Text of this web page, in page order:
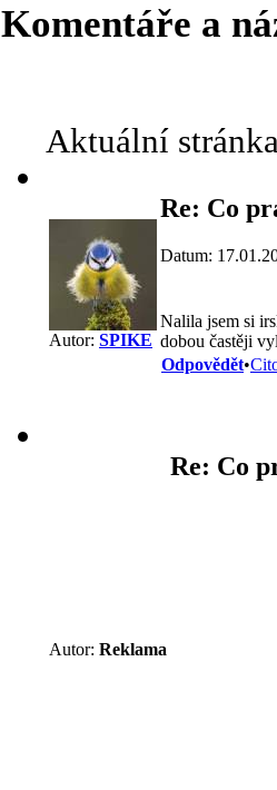
Komentáře a
Aktuální
Autor: SPIKE
Re: Co
Datum:
Nalila jsem si
dobou častěji
Odpovědět•
Autor: Reklama
Re: Co